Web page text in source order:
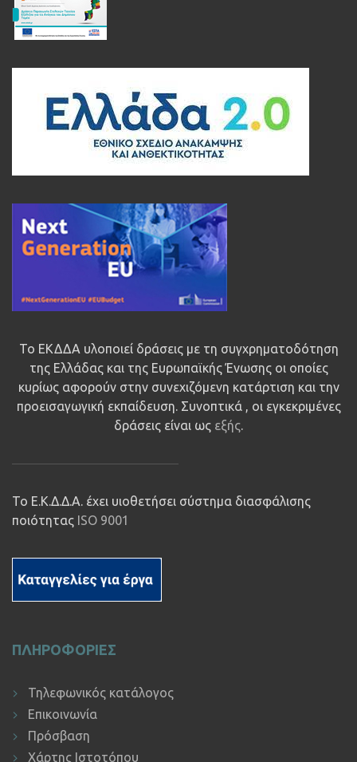
Το ΕΚΔΔΑ υλοποιεί δράσεις με τη συγχρηματοδότηση
της Ελλάδας και της Ευρωπαϊκής Ένωσης οι οποίες
κυρίως αφορούν στην συνεχιζόμενη κατάρτιση και την
προεισαγωγική εκπαίδευση. Συνοπτικά , οι εγκεκριμένες
δράσεις είναι ως εξής.
Το Ε.Κ.Δ.Δ.Α. έχει υιοθετήσει σύστημα διασφάλισης
ποιότητας ISO 9001
ΠΛΗΡΟΦΟΡΙΕΣ
Τηλεφωνικός κατάλογος
Επικοινωνία
Πρόσβαση
Χάρτης Ιστοτόπου